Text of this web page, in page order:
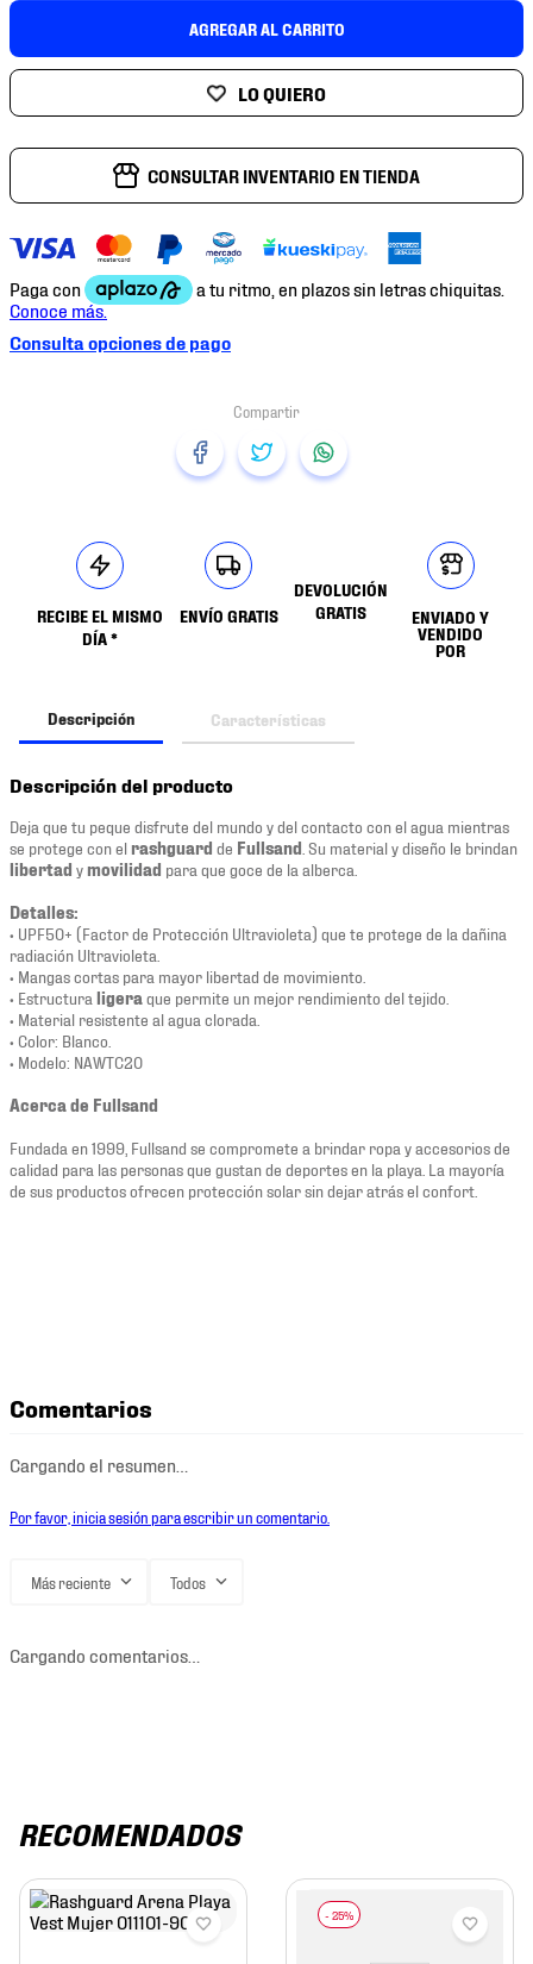
AGREGAR AL CARRITO
CONSULTAR INVENTARIO EN TIENDA
Consulta opciones de pago
RECIBE EL MISMO
DÍA *
ENVÍO GRATIS
DEVOLUCIÓN
GRATIS
ENVIADO Y
VENDIDO
POR
Descripción Características
Descripción del producto
Deja que tu peque disfrute del mundo y del contacto con el agua mientras
se protege con elrashguard de Fullsand . Su material y diseño le brindan
libertad ymovilidad para que goce de la alberca.
Detalles:
• UPF50+ (Factor de Protección Ultravioleta) que te protege de la dañina
radiación Ultravioleta.
• Mangas cortas para mayor libertad de movimiento.
• Estructura ligera que permite un mejor rendimiento del tejido.
• Material resistente al agua clorada.
• Color: Blanco.
• Modelo: NAWTC20
Acerca de Fullsand
Fundada en 1999, Fullsand se compromete a brindar ropa y accesorios de
calidad para las personas que gustan de deportes en la playa. La mayoría
de sus productos ofrecen protección solar sin dejar atrás el confort.
Comentarios
Cargando el resumen…
Por favor, inicia sesión para escribir un comentario.
Más reciente Todos
Cargando comentarios…
RECOMENDADOS
8.
mochilas